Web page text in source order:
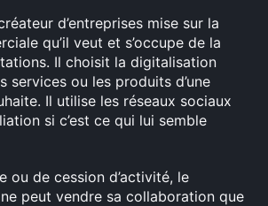
d’entreprises mise sur la
qu’il veut et s’occupe de la
Il choisit la digitalisation
services ou les produits d’une
Il utilise les réseaux sociaux
si c’est ce qui lui semble
ou de cession d’activité, le
peut vendre sa collaboration que